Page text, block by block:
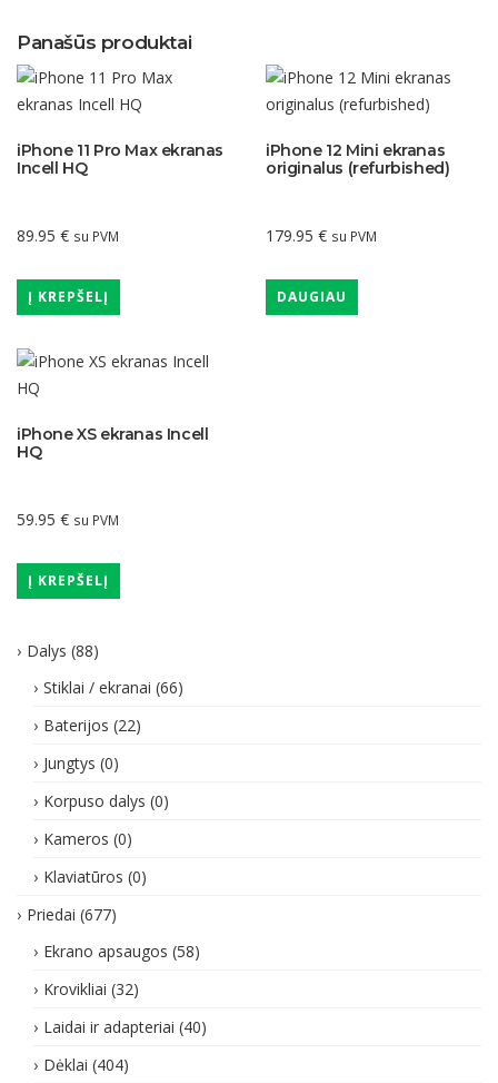
Panašūs produktai
iPhone 11 Pro Max ekranas
Incell HQ
89.95 € su PVM
Į KREPŠELĮ
iPhone 12 Mini ekranas
originalus (refurbished)
179.95 € su PVM
DAUGIAU
iPhone XS ekranas Incell
HQ
59.95 € su PVM
Į KREPŠELĮ
Dalys (88)
Stiklai / ekranai (66)
Baterijos (22)
Jungtys (0)
Korpuso dalys (0)
Kameros (0)
Klaviatūros (0)
Priedai (677)
Ekrano apsaugos (58)
Krovikliai (32)
Laidai ir adapteriai (40)
Dėklai (404)